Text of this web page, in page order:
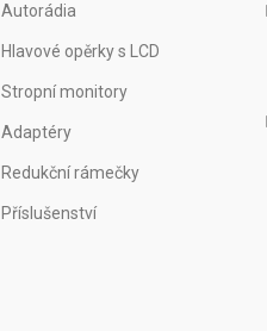
Autorádia
Hlavové opěrky s LCD
Stropní monitory
Adaptéry
Redukční rámečky
Příslušenství